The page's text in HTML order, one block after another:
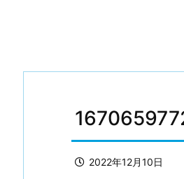
2022年12月10日